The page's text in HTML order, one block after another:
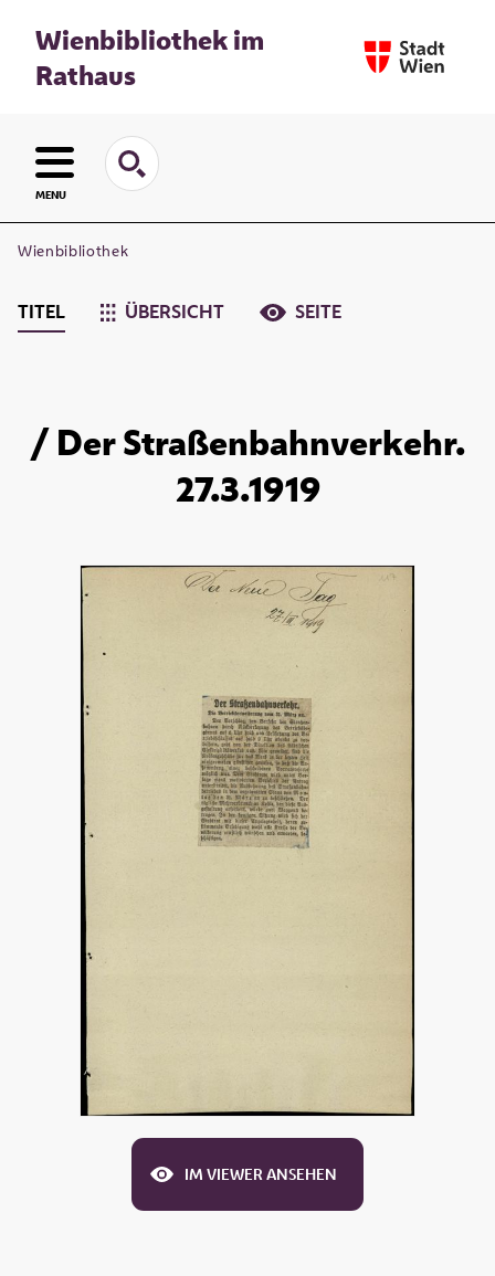
Wienbibliothek im
Rathaus
MENU
Wienbibliothek
TITEL ÜBERSICHT SEITE
/ Der Straßenbahnverkehr.
27.3.1919
IM VIEWER ANSEHEN